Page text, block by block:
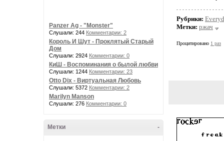
Panzer Ag - "Monster"
Слушали: 244 Комментарии: 2
Король И Шут - Проклятый Старый
Дом
Слушали: 2924 Комментарии: 0
КиШ - Воспоминания о былой любви
Слушали: 1244 Комментарии: 23
Otto Dix - Виртуальная Любовь
Слушали: 5372 Комментарии: 2
Marilyn Manson
Слушали: 276 Комментарии: 0
-
Метки
Рубрики:
Метки: ржач
Процитировано 1 раз